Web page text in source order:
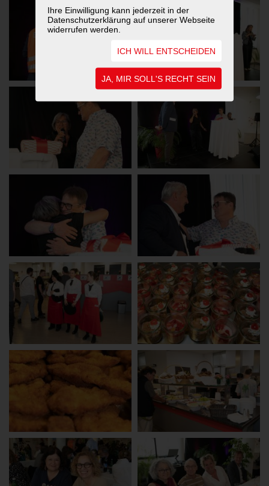
Ihre Einwilligung kann jederzeit in der
Datenschutzerklärung auf unserer Webseite
widerrufen werden.
ICH WILL ENTSCHEIDEN
JA, MIR SOLL'S RECHT SEIN